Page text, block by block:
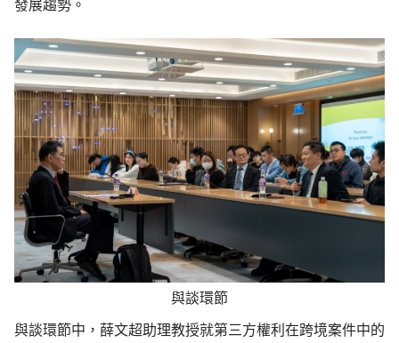
發展趨勢。
與談環節
與談環節中，薛文超助理教授就第三方權利在跨境案件中的